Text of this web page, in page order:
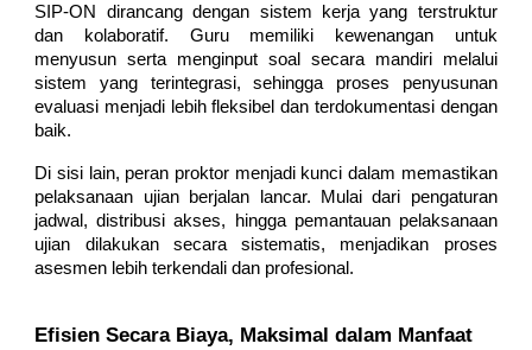
SIP-ON dirancang dengan sistem kerja yang terstruktur
dan kolaboratif. Guru memiliki kewenangan untuk
menyusun serta menginput soal secara mandiri melalui
sistem yang terintegrasi, sehingga proses penyusunan
evaluasi menjadi lebih fleksibel dan terdokumentasi dengan
baik.
Di sisi lain, peran proktor menjadi kunci dalam memastikan
pelaksanaan ujian berjalan lancar. Mulai dari pengaturan
jadwal, distribusi akses, hingga pemantauan pelaksanaan
ujian dilakukan secara sistematis, menjadikan proses
asesmen lebih terkendali dan profesional.
Efisien Secara Biaya, Maksimal dalam Manfaat